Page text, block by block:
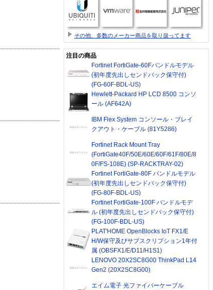
その他、多数のメーカー商品を取り扱ってます
注目の商品
Fortinet FortiGate-60Fバンドルモデル
(初年度先出しセンドバック保守付)
(FG-60F-BDL-US)
Hewlett-Packard HP LCD 8500 コンソ
ール (AF642A)
IBM Flex System コンソール・ブレイ
クアウト・ケーブル (81Y5286)
Fortinet Rack Mount Tray
(FortiGate40F/50E/60E/60F/61F/80E/8
0F/FS-108E) (SP-RACKTRAY-02)
Fortinet FortiGate-80F バンドルモデル
(初年度先出しセンドバック保守付)
(FG-80F-BDL-US)
Fortinet FortiGate-100F バンドルモデ
ル (初年度先出しセンドバック保守付)
(FG-100F-BDL-US)
PLAT'HOME OpenBlocks IoT FX1/E
H/W保守及びサブスクリプション1年付
属 (OBSFX1/E/D11/H1S1)
LENOVO 20X2SC8G00 ThinkPad L14
Gen2 (20X2SC8G00)
エイム電子 光ファイバーケーブル